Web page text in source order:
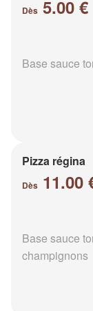
Dès 5.00 €
Base sauce
Pizza régina
Dès 11.00
Base sauce
champignons